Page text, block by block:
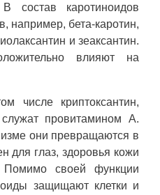
состав каротиноидов
например, бета-каротин,
и зеаксантин.
влияют на
числе криптоксантин,
провитамином А.
они превращаются в
для глаз, здоровья кожи
Помимо своей функции
защищают клетки и